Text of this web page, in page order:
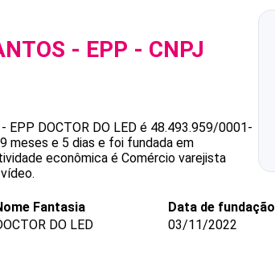
- EPP - CNPJ
- EPP DOCTOR DO LED é 48.493.959/0001-
9 meses e 5 dias e foi fundada em
econômica é Comércio varejista
Fantasia
DO LED
Data de fundação
03/11/2022